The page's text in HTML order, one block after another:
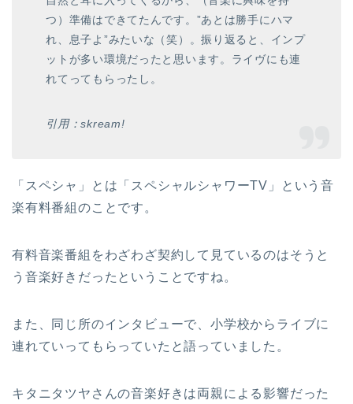
つ）準備はできてたんです。”あとは勝手にハマ
れ、息子よ”みたいな（笑）。振り返ると、インプ
ットが多い環境だったと思います。ライヴにも連
れてってもらったし。
引用：skream!
「スペシャ」とは「スペシャルシャワーTV」という音
楽有料番組のことです。
有料音楽番組をわざわざ契約して見ているのはそうと
う音楽好きだったということですね。
また、同じ所のインタビューで、小学校からライブに
連れていってもらっていたと語っていました。
キタニタツヤさんの音楽好きは両親による影響だった